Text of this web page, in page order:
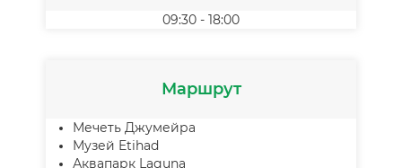
09:30 - 18:00
Маршрут
Мечеть Джумейра
Музей Etihad
Аквапарк Laguna